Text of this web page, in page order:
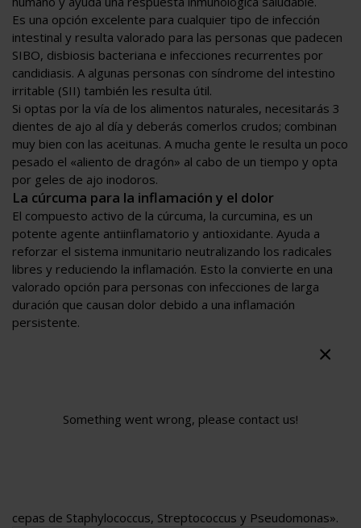
Es una opción excelente para cualquier tipo de infección
intestinal y resulta valorado para las personas que padecen
SIBO, disbiosis bacteriana e infecciones recurrentes por
candidiasis. A algunas personas con síndrome del intestino
irritable (SII) también les resulta útil.
Si optas por la vía de los alimentos naturales, necesitarás 3
dientes de ajo al día y deberás comerlos crudos; combinan
muy bien con las aceitunas. A mucha gente le resulta un poco
pesado el «aliento de dragón» al cabo de un tiempo y opta
por geles de ajo inodoros.
La cúrcuma para la inflamación y el dolor
El compuesto activo de la cúrcuma, la curcumina, es un
potente agente antiinflamatorio y antioxidante. Ayuda a
reforzar el sistema inmunitario neutralizando los radicales
libres y reduciendo la inflamación. Esto la convierte en una
valorado opción para personas con infecciones de larga
duración que causan dolor debido a una inflamación
persistente.
aún está descifrando cuáles son sus funciones, pero parece
Algunos estudios sugieren incluso que la cúrcuma puede
combatir activamente una serie de infecciones:
cepas de Staphylococcus, Streptococcus y Pseudomonas».
Something went wrong, please contact us!